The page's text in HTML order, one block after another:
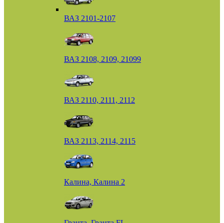
ВАЗ 2101-2107
ВАЗ 2108, 2109, 21099
ВАЗ 2110, 2111, 2112
ВАЗ 2113, 2114, 2115
Калина, Калина 2